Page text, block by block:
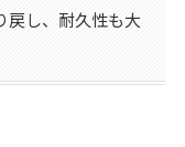
戻し、耐久性も大